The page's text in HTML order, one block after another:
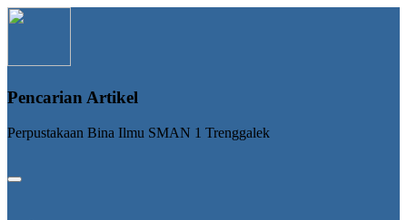
Pencarian Artikel
Perpustakaan Bina Ilmu SMAN 1 Trenggalek